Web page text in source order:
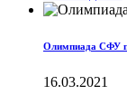
Олимпиада СФУ
16.03.2021